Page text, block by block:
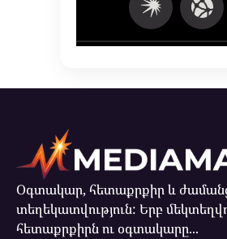
Օգտակար, հետաքրքիր և
տեղեկատվություն: Երբ
հետաքրքիրն ու օգտակարը...